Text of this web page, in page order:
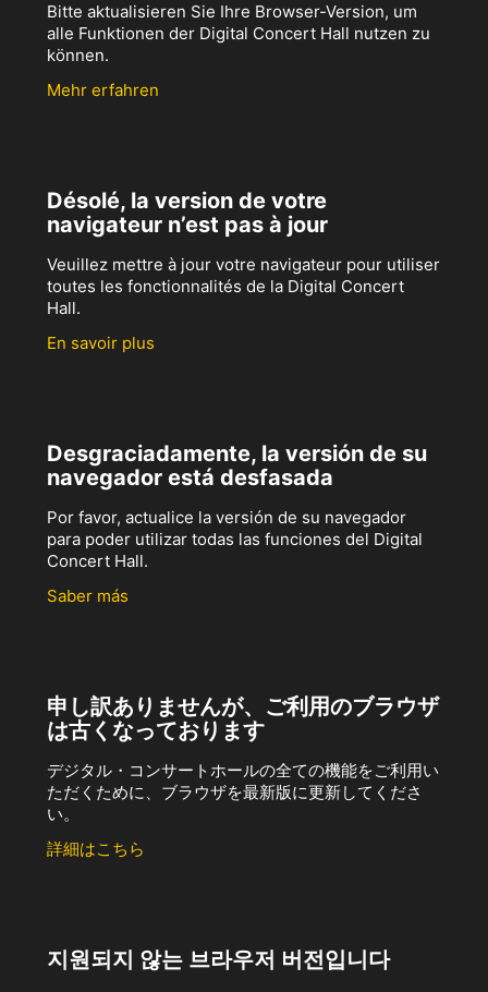
Bitte aktualisieren Sie Ihre Browser-Version, um
alle Funktionen der Digital Concert Hall nutzen zu
können.
Mehr erfahren
Désolé, la version de votre
navigateur n’est pas à jour
Veuillez mettre à jour votre navigateur pour utiliser
toutes les fonctionnalités de la Digital Concert
Hall.
En savoir plus
Desgraciadamente, la versión de su
navegador está desfasada
Por favor, actualice la versión de su navegador
para poder utilizar todas las funciones del Digital
Concert Hall.
Saber más
申し訳ありませんが、ご利用のブラウザ
は古くなっております
デジタル・コンサートホールの全ての機能をご利用い
ただくために、ブラウザを最新版に更新してくださ
い。
詳細はこちら
지원되지 않는 브라우저 버전입니다